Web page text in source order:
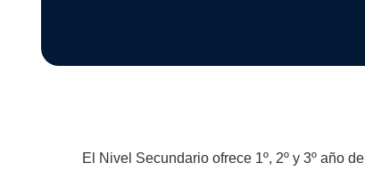
El Nivel Secundario ofrece 1º, 2º y 3º año del